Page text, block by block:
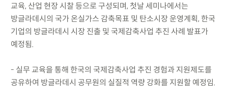
교육, 산업 현장 시찰 등으로 구성되며, 첫날 세미나에서는
방글라데시의 국가 온실가스 감축목표 및 탄소시장 운영계획, 한국
기업의 방글라데시 시장 진출 및 국제감축사업 추진 사례 발표가
예정됨.
- 실무 교육을 통해 한국의 국제감축사업 추진 경험과 지원제도를
공유하여 방글라데시 공무원의 실질적 역량 강화를 지원할 예정임.